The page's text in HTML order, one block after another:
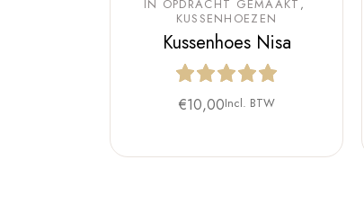
IN OPDRACHT GEMAAKT
KUSSENHOEZEN
Kussenhoes Nisa
€10,00Incl. BTW